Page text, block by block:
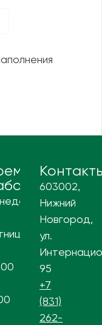
603002,
Нижний
Новгород,
ул.
95
+7
(831)
262-